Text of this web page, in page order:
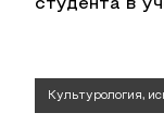
студента в
Культурология,